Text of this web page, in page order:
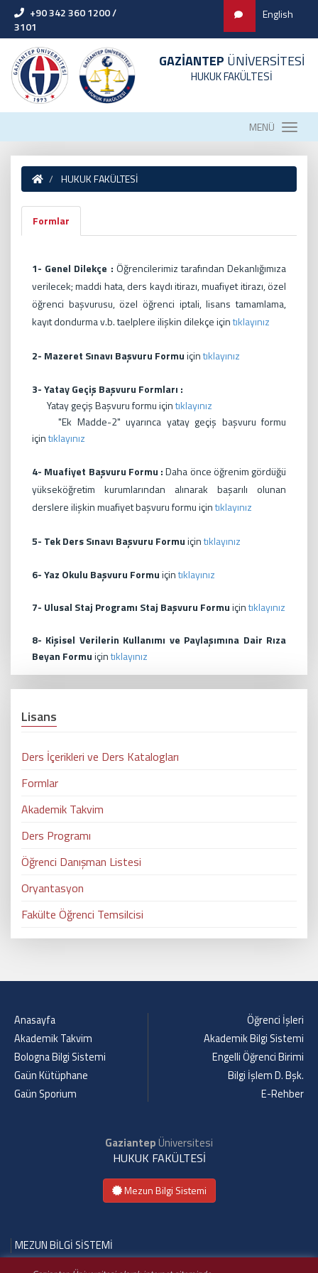
+90 342 360 1200 /
3101
English
GAZİANTEP ÜNİVERSİTESİ
HUKUK FAKÜLTESİ
MENÜ
HUKUK FAKÜLTESİ
Formlar
1- Genel Dilekçe : Öğrencilerimiz tarafından Dekanlığımıza
verilecek; maddi hata, ders kaydı itirazı, muafiyet itirazı, özel
öğrenci başvurusu, özel öğrenci iptali, lisans tamamlama,
kayıt dondurma v.b. taelplere ilişkin dilekçe içintıklayınız
2- Mazeret Sınavı Başvuru Formuiçintıklayınız
3- Yatay Geçiş Başvuru Formları :
Yatay geçiş Başvuru formu içintıklayınız
"Ek Madde-2" uyarınca yatay geçiş başvuru formu
içintıklayınız
4- Muafiyet Başvuru Formu :Daha önce öğrenim gördüğü
yükseköğretim kurumlarından alınarak başarılı olunan
derslere ilişkin muafiyet başvuru formu içintıklayınız
5- Tek Ders Sınavı Başvuru Formuiçintıklayınız
6- Yaz Okulu Başvuru Formuiçintıklayınız
7- Ulusal Staj Programı Staj Başvuru Formuiçintıklayınız
8- Kişisel Verilerin Kullanımı ve Paylaşımına Dair Rıza
Beyan Formuiçintıklayınız
Lisans
Ders İçerikleri ve Ders Katalogları
Formlar
Akademik Takvim
Ders Programı
Öğrenci Danışman Listesi
Oryantasyon
Fakülte Öğrenci Temsilcisi
Anasayfa
Akademik Takvim
Bologna Bilgi Sistemi
Gaün Kütüphane
Gaün Sporium
Öğrenci İşleri
Akademik Bilgi Sistemi
Engelli Öğrenci Birimi
Bilgi İşlem D. Bşk.
E-Rehber
GaziantepÜniversitesi
HUKUK FAKÜLTESİ
Mezun Bilgi Sistemi
MEZUN BİLGİ SİSTEMİ